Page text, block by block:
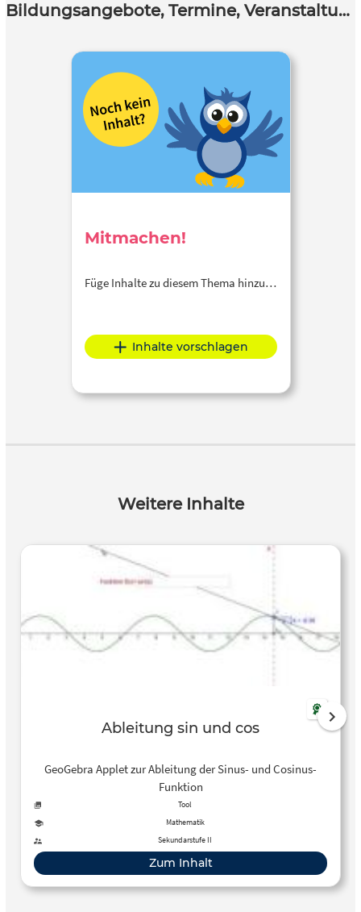
Bildungsangebote, Termine, Veranstaltungen
Mitmachen!
Füge Inhalte zu diesem Thema hinzu…
Inhalte vorschlagen
Weitere Inhalte
Ableitung sin und cos
GeoGebra Applet zur Ableitung der Sinus- und Cosinus-
Funktion
Tool
Mathematik
Sekundarstufe II
Zum Inhalt